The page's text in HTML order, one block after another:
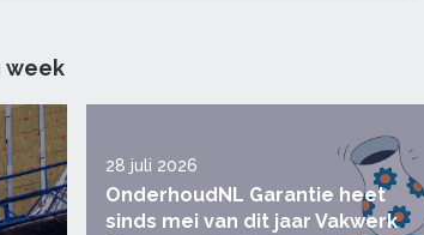
week
28 juli 2026
OnderhoudNL Garantie heet
sinds mei van dit jaar Vakwerk